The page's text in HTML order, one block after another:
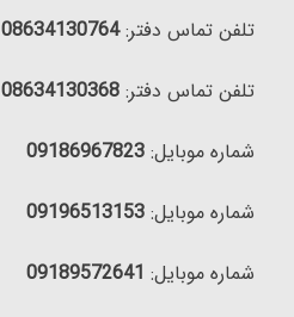
تلفن تماس دفتر:08634130764
تلفن تماس دفتر:08634130368
شماره موبایل:09186967823
شماره موبایل:09196513153
شماره موبایل: 09189572641